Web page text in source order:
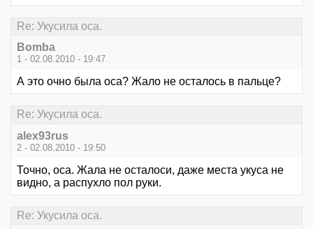
Re: Укусила оса.
Bomba
1 - 02.08.2010 - 19:47
А это очно была оса? Жало не осталось в пальце?
Re: Укусила оса.
alex93rus
2 - 02.08.2010 - 19:50
Точно, оса. Жала не осталоси, даже места укуса не
видно, а распухло пол руки.
Re: Укусила оса.